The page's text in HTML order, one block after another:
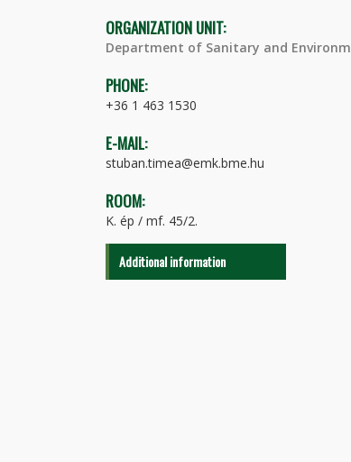
ORGANIZATION UNIT:
Department of Sanitary and
PHONE:
+36 1 463 1530
E-MAIL:
stuban.timea@emk.bme.hu
ROOM:
K. ép / mf. 45/2.
Additional information